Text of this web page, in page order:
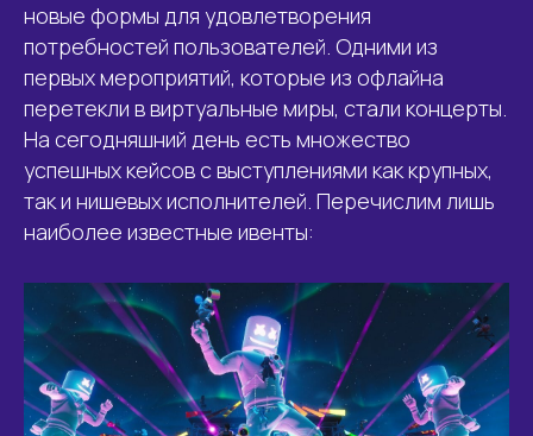
новые формы для удовлетворения
потребностей пользователей. Одними из
первых мероприятий, которые из офлайна
перетекли в виртуальные миры, стали концерты.
На сегодняшний день есть множество
успешных кейсов с выступлениями как крупных,
так и нишевых исполнителей. Перечислим лишь
наиболее известные ивенты: